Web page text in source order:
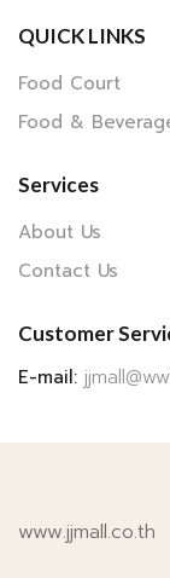
QUICK LINKS
Food Court
Food &
Services
About Us
Contact Us
Customer
E-mail:
www.jjmall.co.th